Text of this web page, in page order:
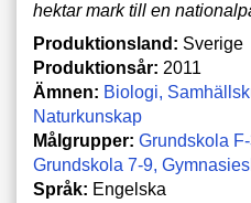
hektar mark till en
Produktionsland: Sverige
Produktionsår: 2011
Ämnen: Biologi
Naturkunskap
Målgrupper: Grundskola
Grundskola 7-9
Språk: Engelska